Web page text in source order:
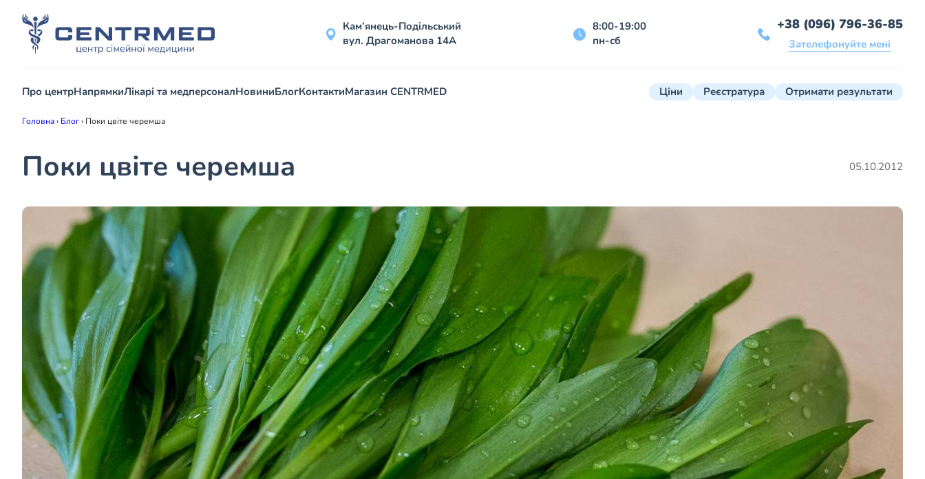
Кам’янець-Подільський
вул. Драгоманова 14А
8:00-19:00
пн-сб
+38 (096) 796-36-85
Зателефонуйте мені
Про центрНапрямкиЛікарі та медперсоналНовиниБлогКонтактиМагазин CENTRMED Ціни Реєстратура Отримати результати
Головна› Блог› Поки цвіте черемша
Поки цвіте черемша 05.10.2012